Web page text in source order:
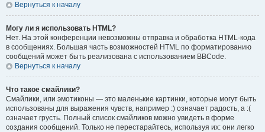
Вернуться к началу
Могу ли я использовать HTML?
Нет. На этой конференции невозможны отправка и обработка HTML-кода
в сообщениях. Большая часть возможностей HTML по форматированию
сообщений может быть реализована с использованием BBCode.
Вернуться к началу
Что такое смайлики?
Смайлики, или эмотиконы — это маленькие картинки, которые могут быть
использованы для выражения чувств, например :) означает радость, а :(
означает грусть. Полный список смайликов можно увидеть в форме
создания сообщений. Только не перестарайтесь, используя их: они легко